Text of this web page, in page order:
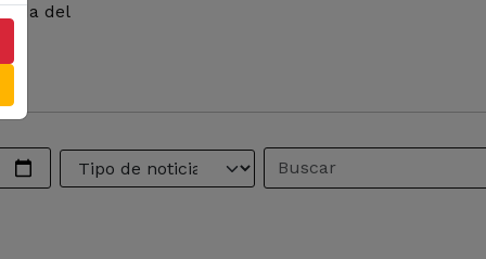
del